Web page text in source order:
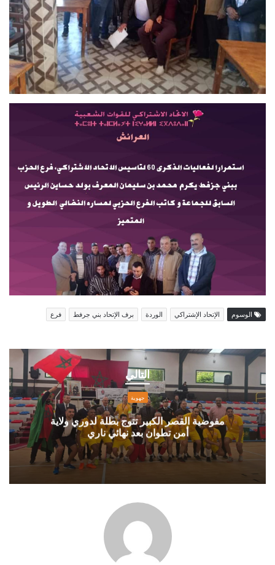
الوسوم الإتحاد الإشتراكي الوردة برف الإتحاد بني جرفط فرع
التالي
مفوضية
القصر
تتوج
بطلة
لدوري
ولاية
أمن
نهائي
جهوية
مفوضية القصر الكبير تتوج بطلة لدوري ولاية
أمن تطوان بعد نهائي ناري